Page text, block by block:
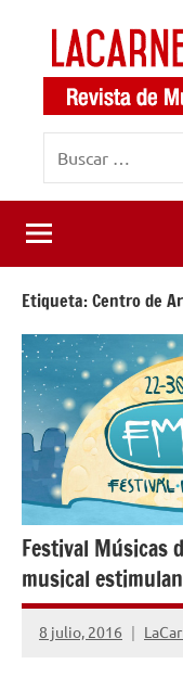
contenido
LaCarne
Magazine
de
música
internacional
Etiqueta:Centro de
Festival Músicas
musical
8 julio, 2016
No